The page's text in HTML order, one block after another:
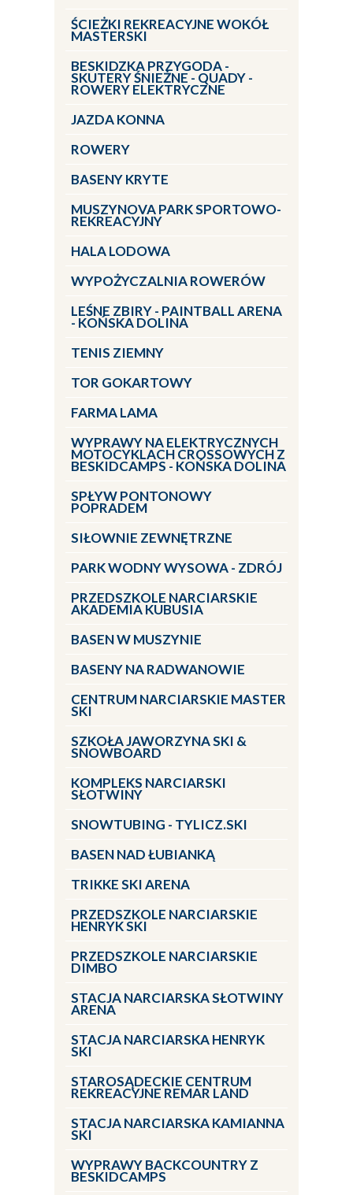
ŚCIEŻKI REKREACYJNE WOKÓŁ
MASTERSKI
BESKIDZKA PRZYGODA -
SKUTERY ŚNIEŻNE - QUADY -
ROWERY ELEKTRYCZNE
JAZDA KONNA
ROWERY
BASENY KRYTE
MUSZYNOVA PARK SPORTOWO-
REKREACYJNY
HALA LODOWA
WYPOŻYCZALNIA ROWERÓW
LEŚNE ZBIRY - PAINTBALL ARENA
- KOŃSKA DOLINA
TENIS ZIEMNY
TOR GOKARTOWY
FARMA LAMA
WYPRAWY NA ELEKTRYCZNYCH
MOTOCYKLACH CROSSOWYCH Z
BESKIDCAMPS - KOŃSKA DOLINA
SPŁYW PONTONOWY
POPRADEM
SIŁOWNIE ZEWNĘTRZNE
PARK WODNY WYSOWA - ZDRÓJ
PRZEDSZKOLE NARCIARSKIE
AKADEMIA KUBUSIA
BASEN W MUSZYNIE
BASENY NA RADWANOWIE
CENTRUM NARCIARSKIE MASTER
SKI
SZKOŁA JAWORZYNA SKI &
SNOWBOARD
KOMPLEKS NARCIARSKI
SŁOTWINY
SNOWTUBING - TYLICZ.SKI
BASEN NAD ŁUBIANKĄ
TRIKKE SKI ARENA
PRZEDSZKOLE NARCIARSKIE
HENRYK SKI
PRZEDSZKOLE NARCIARSKIE
DIMBO
STACJA NARCIARSKA SŁOTWINY
ARENA
STACJA NARCIARSKA HENRYK
SKI
STAROSĄDECKIE CENTRUM
REKREACYJNE REMAR LAND
STACJA NARCIARSKA KAMIANNA
SKI
WYPRAWY BACKCOUNTRY Z
BESKIDCAMPS